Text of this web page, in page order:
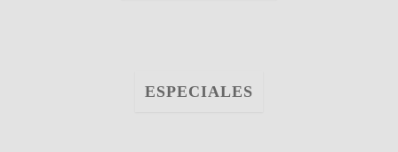
ESPECIALES